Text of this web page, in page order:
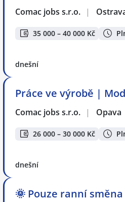
Comac jobs s.r.o. |
35 000 – 40 000 Kč
dnešní
Práce ve výrobě |
Comac jobs s.r.o. | Opava
26 000 – 30 000 Kč
dnešní
🌞 Pouze ranní